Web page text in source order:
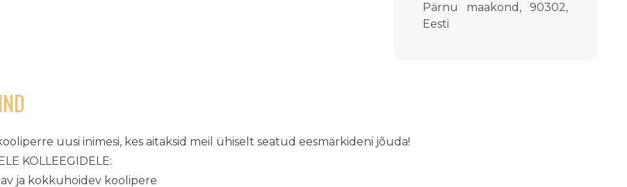
Pärnu maakond, 90302,
Eesti
uusi inimesi, kes aitaksid meil ühiselt seatud eesmärkideni jõuda!
KOLLEEGIDELE:
ja kokkuhoidev koolipere